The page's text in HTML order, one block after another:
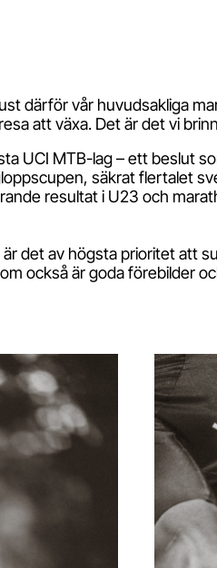
därför vår huvudsakliga
att växa. Det är det vi
UCI MTB-lag – ett beslut
säkrat flertalet
resultat i U23 och
det av högsta prioritet att
också är goda förebilder